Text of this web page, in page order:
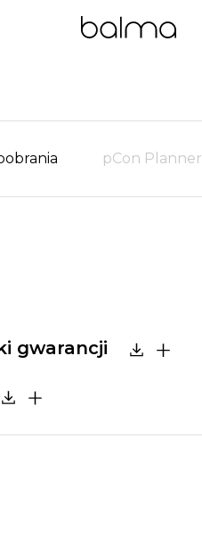
pCon Planner
gwarancji